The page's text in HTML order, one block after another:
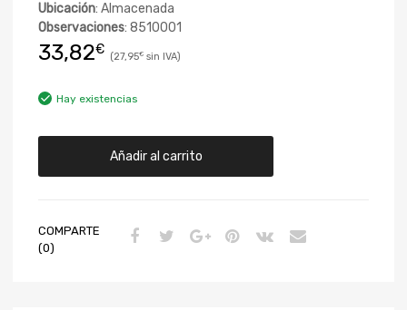
Ubicación: Almacenada
Observaciones: 8510001
33,82€ 27,95€
Hay existencias
Añadir al carrito
COMPARTE
(0)